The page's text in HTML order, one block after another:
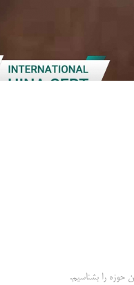
حوزه را بشناسیم.